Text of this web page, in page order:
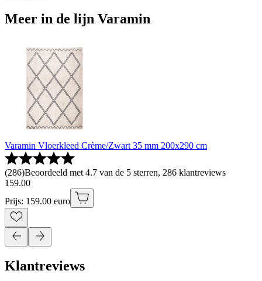
Meer in de lijn Varamin
Varamin Vloerkleed Crème/Zwart 35 mm 200x290 cm
(286)Beoordeeld met 4.7 van de 5 sterren, 286 klantreviews
159.00
Prijs: 159.00 euro
Klantreviews